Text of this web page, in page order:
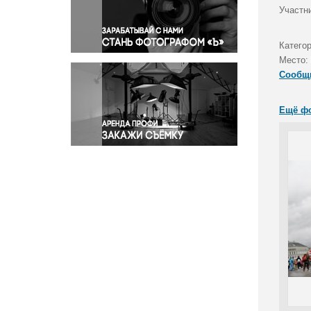
Правосудие
Происшествия и конфликты
Религия
Светская жизнь
Спорт
Экология
Экономика и бизнес
Место:
Ещё